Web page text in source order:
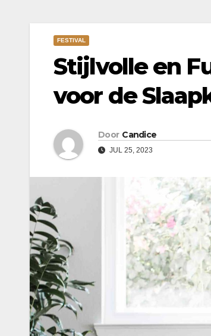
FESTIVAL
Stijlvolle en
voor de
Door Candice
JUL 25, 2023